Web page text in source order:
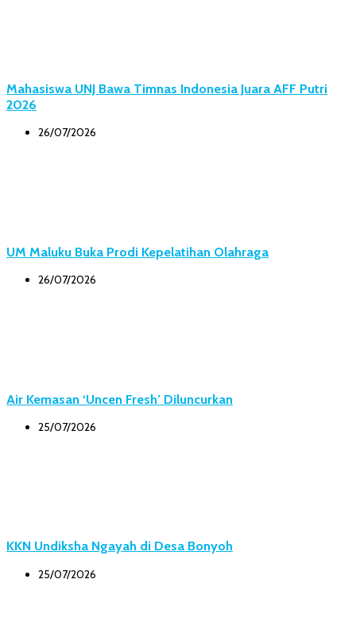
Mahasiswa UNJ Bawa Timnas Indonesia Juara AFF Putri
2026
26/07/2026
UM Maluku Buka Prodi Kepelatihan Olahraga
26/07/2026
Air Kemasan ‘Uncen Fresh’ Diluncurkan
25/07/2026
KKN Undiksha Ngayah di Desa Bonyoh
25/07/2026